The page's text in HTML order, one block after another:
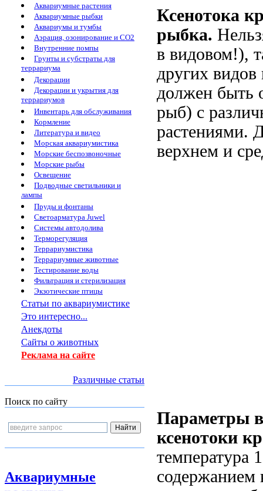
Аквариумные растения
Аквариумные рыбки
Аквариумы и тумбы
Аэрация, озонирование и CO2
Внутренние помпы
Грунты и субстраты для
террариума
Декорации
Декорации и укрытия для
террариумов
Инвентарь для обслуживания
Кормление
Литература и видео
Морская аквариумистика
Морские беспозвоночные
Морские рыбы
Освещение
Подводные светильники и
лампы
Пруды и фонтаны
Светоарматура Juwel
Системы автодолива
Терморегуляция
Террариумистика
Террариумные животные
Тестирование воды
Фильтрация и стерилизация
Экзотические птицы
Статьи по аквариумистике
Это интересно...
Анекдоты
Сайты о животных
Реклама на сайте
Различные статьи
Поиск по сайту
Аквариумные
Ксенотока
рыбка.
в видовом!),
других
должен быть
рыб) с
растениями.
верхнем и
Параметры
ксенотоки
температура
содержанием